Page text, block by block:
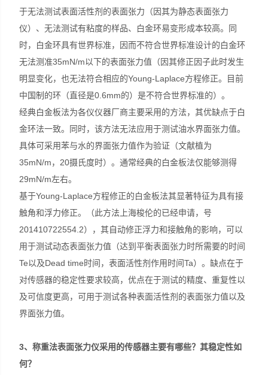
于无法测试表面活性剂的表面张力（因其为静态表面张力
仪）、无法测试有粘度的样品、白金环易变形成本较高。同
时，白金环具有世界标准，因而不符合世界标准设计的白金环
无法测准35mN/m以下的表面张力值（因其修正因子此时发生
明显变化，也无法符合相应的Young-Laplace方程修正。目前
中国制的环（直径是0.6mm的）是不符合世界标准的）。
经典白金板法为各仪仪器厂商主要采用的方法，其优缺点于白
金环法一致。同时，该方法无法应用于测试油水界面张力值。
具体可采用苯与水的界面张力值作为验证（文献植为
35mN/m，20摄氏度时）。通常经典的白金板法仅能够测得
29mN/m左右。
基于Young-Laplace方程修正的白金板法其显著特征为具有接
触角和浮力修正。（此方法上海梭伦的已经申请，号
201410722554.2），其自动修正浮力和接触角的影响，可以
用于测试动态表面张力值（达到平衡表面张力时所需要的时间
Te以及Dead time时间，表面活性剂作用时间Ta）。缺点在于
对传感器的稳定性要求较高，优点在于测试的精度、重复性以
及可信度更高，可用于测试各种表面活性剂的表面张力值以及
界面张力值。
3、称重法表面张力仪采用的传感器主要有哪些？其稳定性如
何？